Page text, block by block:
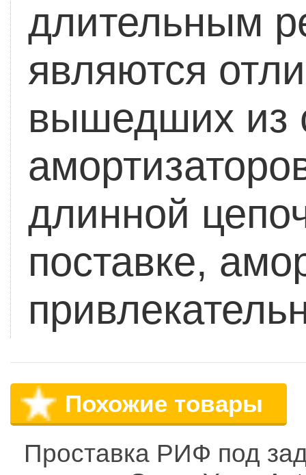
длительным
являются
вышедших из
длинной
поставке,
Похожие товары
Проставка РИФ под